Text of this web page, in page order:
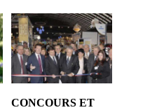
CONCOURS ET